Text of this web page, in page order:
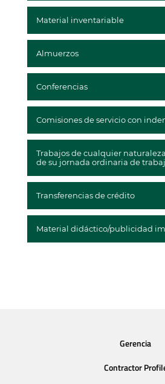
Material inventariable
Almuerzos
Conferencias
Comisiones de servicio con
Trabajos de cualquier
de su jornada ordinaria de
Transferencias de crédito
Material didáctico/publicidad
Gerencia
Contractor